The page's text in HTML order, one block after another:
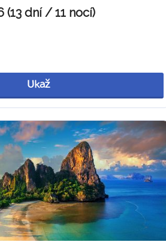
(13 dní / 11 nocí)
Ukaž